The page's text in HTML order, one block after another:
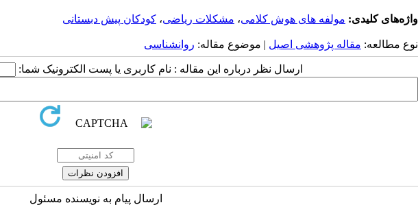
واژه‌های کلیدی: مولفه های هوش کلامی، مشکلات ریاضی، کودکان پیش دبستانی
نوع مطالعه: مقاله پژوهشی اصیل | موضوع مقاله: روانشناسی
ارسال نظر درباره این مقاله : نام کاربری یا پست الکترونیک شما:
ارسال پیام به نویسنده مسئول